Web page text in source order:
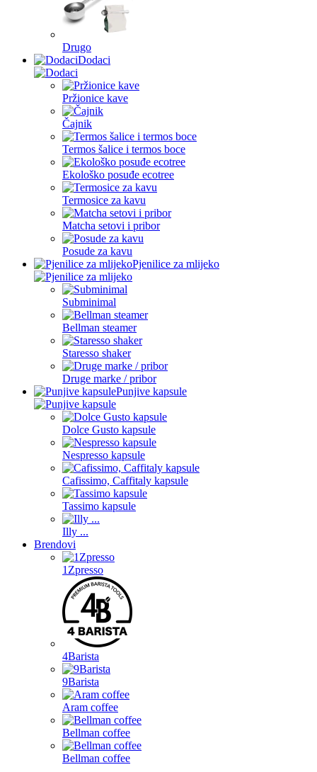
Drugo
Dodaci
Pržionice kave
Čajnik
Termos šalice i termos boce
Ekološko posuđe ecotree
Termosice za kavu
Matcha setovi i pribor
Posude za kavu
Pjenilice za mlijeko
Subminimal
Bellman steamer
Staresso shaker
Druge marke / pribor
Punjive kapsule
Dolce Gusto kapsule
Nespresso kapsule
Cafissimo, Caffitaly kapsule
Tassimo kapsule
Illy ...
Brendovi
1Zpresso
4Barista
9Barista
Aram coffee
Bellman coffee
Bellman coffee